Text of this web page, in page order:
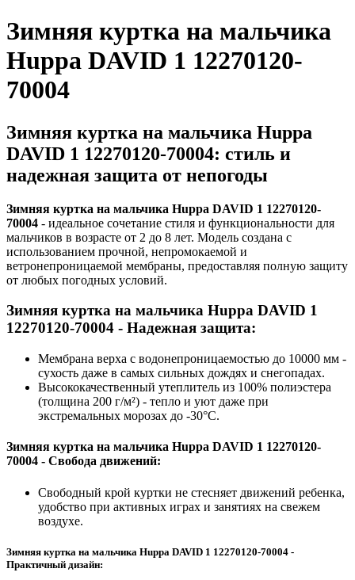
Зимняя куртка на мальчика
Huppa DAVID 1 12270120-
70004
Зимняя куртка на мальчика Huppa
DAVID 1 12270120-70004: cтиль и
надежная защита от непогоды
Зимняя куртка на мальчика Huppa DAVID 1 12270120-
70004 - идеальное сочетание стиля и функциональности для
мальчиков в возрасте от 2 до 8 лет. Модель создана с
использованием прочной, непромокаемой и
ветронепроницаемой мембраны, предоставляя полную защиту
от любых погодных условий.
Зимняя куртка на мальчика Huppa DAVID 1
12270120-70004 - Надежная защита:
Мембрана верха с водонепроницаемостью до 10000 мм -
сухость даже в самых сильных дождях и снегопадах.
Высококачественный утеплитель из 100% полиэстера
(толщина 200 г/м²) - тепло и уют даже при
экстремальных морозах до -30°C.
Зимняя куртка на мальчика Huppa DAVID 1 12270120-
70004 - Свобода движений:
Свободный крой куртки не стесняет движений ребенка,
удобство при активных играх и занятиях на свежем
воздухе.
Зимняя куртка на мальчика Huppa DAVID 1 12270120-70004 -
Практичный дизайн: